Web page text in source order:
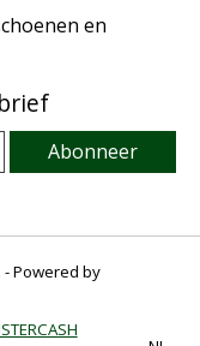
en
Abonneer
Powered by